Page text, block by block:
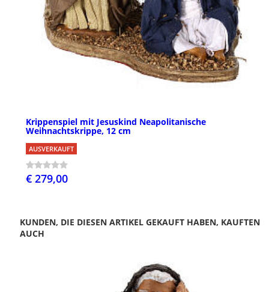
Krippenspiel mit Jesuskind Neapolitanische
Weihnachtskrippe, 12 cm
AUSVERKAUFT
€ 279,00
KUNDEN, DIE DIESEN ARTIKEL GEKAUFT HABEN, KAUFTEN
AUCH